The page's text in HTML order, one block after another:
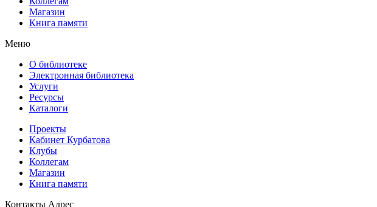
Магазин
Книга памяти
Меню
О библиотеке
Электронная библиотека
Услуги
Ресурсы
Каталоги
Проекты
Кабинет Курбатова
Клубы
Коллегам
Магазин
Книга памяти
Контакты Адрес